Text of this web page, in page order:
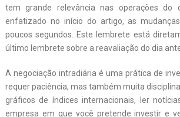
tem grande relevância nas operações do
enfatizado no início do artigo, as
poucos segundos. Este lembrete está
último lembrete sobre a reavaliação do dia
A negociação intradiária é uma prática de
requer paciência, mas também muita
gráficos de índices internacionais, ler
empresa em que você pretende investir e